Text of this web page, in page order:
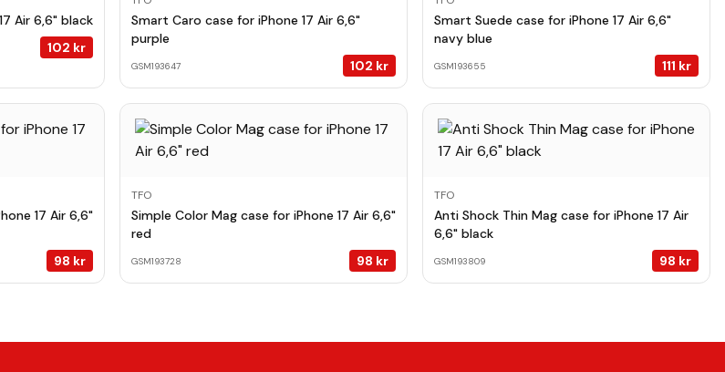
Air 6,6" black
102 kr
Smart Caro case for iPhone 17 Air 6,6"
purple
GSM193647 102 kr
Smart Suede case for iPhone 17 Air 6,6"
navy blue
GSM193655 111 kr
17 Air 6,6"
98 kr
TFO
Simple Color Mag case for iPhone 17 Air 6,6"
red
GSM193728 98 kr
TFO
Anti Shock Thin Mag case for iPhone 17 Air
6,6" black
GSM193809 98 kr